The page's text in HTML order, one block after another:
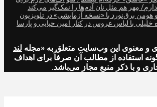
مِهر هم مثل نان آدم‌ها را نمک‌گیر می‌کند
هومن برق‌نورد با «نسخه آزمایشی» در تلویزیون
با لباس عروس در کنار امین حیایی و پارسا
و معنوی این وب‌سایت متعلق به «مجله لند
استفاده از مطالب آن صرفاً برای اهداف
و با ذکر منبع مجاز می‌باشد.